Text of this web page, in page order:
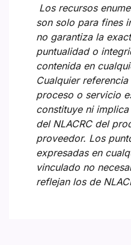
Los recursos
son solo para fines
no garantiza la
puntualidad o
contenida en
Cualquier
proceso o servicio
constituye ni
del NLACRC del
proveedor. Los
expresadas en
vinculado no
reflejan los de